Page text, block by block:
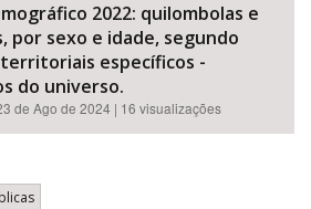
2022: quilombolas e
por sexo e idade, segundo
específicos -
do universo.
de Ago de 2024 | 16 visualizações